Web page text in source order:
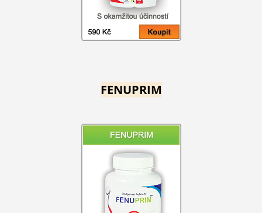
FENUPRIM